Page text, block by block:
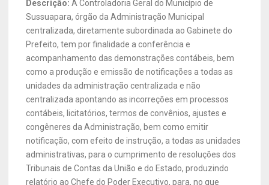
Descrição: A Controladoria Geral do Município de
Sussuapara, órgão da Administração Municipal
centralizada, diretamente subordinada ao Gabinete do
Prefeito, tem por finalidade a conferência e
acompanhamento das demonstrações contábeis, bem
como a produção e emissão de notificações a todas as
unidades da administração centralizada e não
centralizada apontando as incorreções em processos
contábeis, licitatórios, termos de convênios, ajustes e
congêneres da Administração, bem como emitir
notificação, com efeito de instrução, a todas as unidades
administrativas, para o cumprimento de resoluções dos
Tribunais de Contas da União e do Estado, produzindo
relatório ao Chefe do Poder Executivo, para, no que